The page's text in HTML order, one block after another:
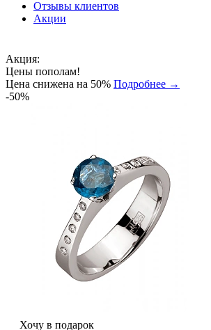
Отзывы клиентов
Акции
Акция:
Цены пополам!
Цена снижена на 50% Подробнее →
-50%
Хочу в подарок